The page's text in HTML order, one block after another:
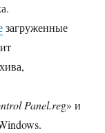
загруженные
Panel.reg» и